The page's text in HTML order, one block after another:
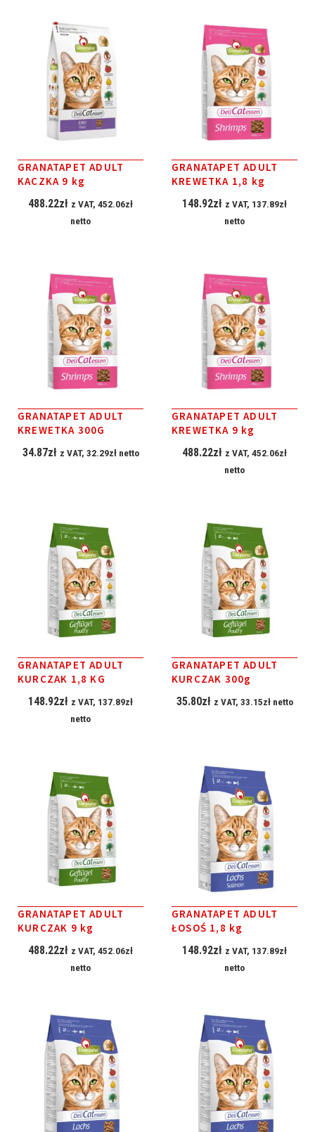
GRANATAPET ADULT
KACZKA 9 kg
488.22zł z VAT, 452.06zł
netto
GRANATAPET ADULT
KREWETKA 1,8 kg
148.92zł z VAT, 137.89zł
netto
GRANATAPET ADULT
KREWETKA 300G
34.87zł z VAT, 32.29złnetto
GRANATAPET ADULT
KREWETKA 9 kg
488.22zł z VAT, 452.06zł
netto
GRANATAPET ADULT
KURCZAK 1,8 KG
148.92zł z VAT, 137.89zł
netto
GRANATAPET ADULT
KURCZAK 300g
35.80zł z VAT, 33.15złnetto
GRANATAPET ADULT
KURCZAK 9 kg
488.22zł z VAT, 452.06zł
netto
GRANATAPET ADULT
ŁOSOŚ 1,8 kg
148.92zł z VAT, 137.89zł
netto